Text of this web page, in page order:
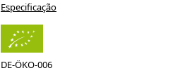
Especificação
DE-ÖKO-006